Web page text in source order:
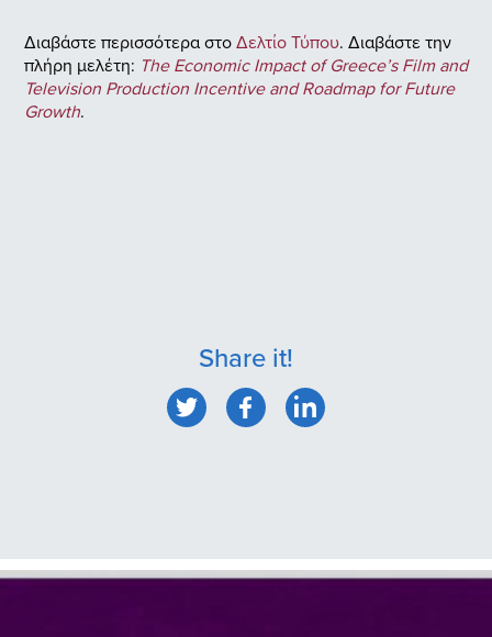
Διαβάστε περισσότερα στοΔελτίο Τύπου. Διαβάστε την
πλήρη μελέτη: The Economic Impact of Greece’s Film and
Television Production Incentive and Roadmap for Future
Growth.
Share it!